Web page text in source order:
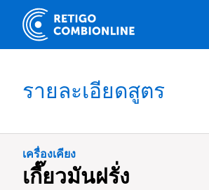
รายละเอียดสูตร
เครื่องเคียง
เกี๊ยวมันฝรั่ง